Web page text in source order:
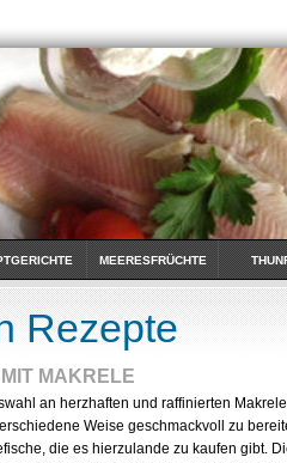
MEERESFRÜCHTE
Rezepte
MAKRELE
an herzhaften und raffinierten
Weise geschmackvoll zu
die es hierzulande zu kaufen gibt.